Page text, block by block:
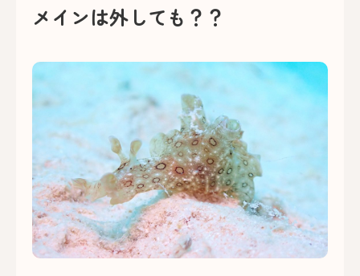
メインは外しても？？